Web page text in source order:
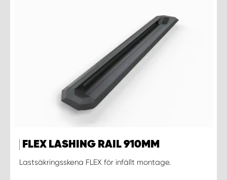
FLEX LASHING RAIL 910MM
Lastsäkringsskena FLEX för infällt montage.